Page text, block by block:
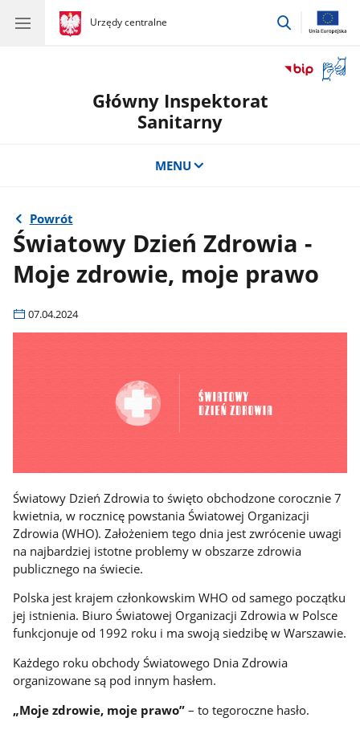
gov.pl
Urzędy centralne
gov.pl
Urzędy
przejdź
okno
Główny Inspektorat
Sanitarny
MENU
Powrót
Światowy Dzień Zdrowia -
Moje zdrowie, moje prawo
07.04.2024
Światowy Dzień Zdrowia to święto obchodzone corocznie 7
kwietnia, w rocznicę powstania Światowej Organizacji
Zdrowia (WHO). Założeniem tego dnia jest zwrócenie uwagi
na najbardziej istotne problemy w obszarze zdrowia
publicznego na świecie.
Polska jest krajem członkowskim WHO od samego początku
jej istnienia. Biuro Światowej Organizacji Zdrowia w Polsce
funkcjonuje od 1992 roku i ma swoją siedzibę w Warszawie.
Każdego roku obchody Światowego Dnia Zdrowia
organizowane są pod innym hasłem.
„Moje zdrowie, moje prawo”– to tegoroczne hasło.